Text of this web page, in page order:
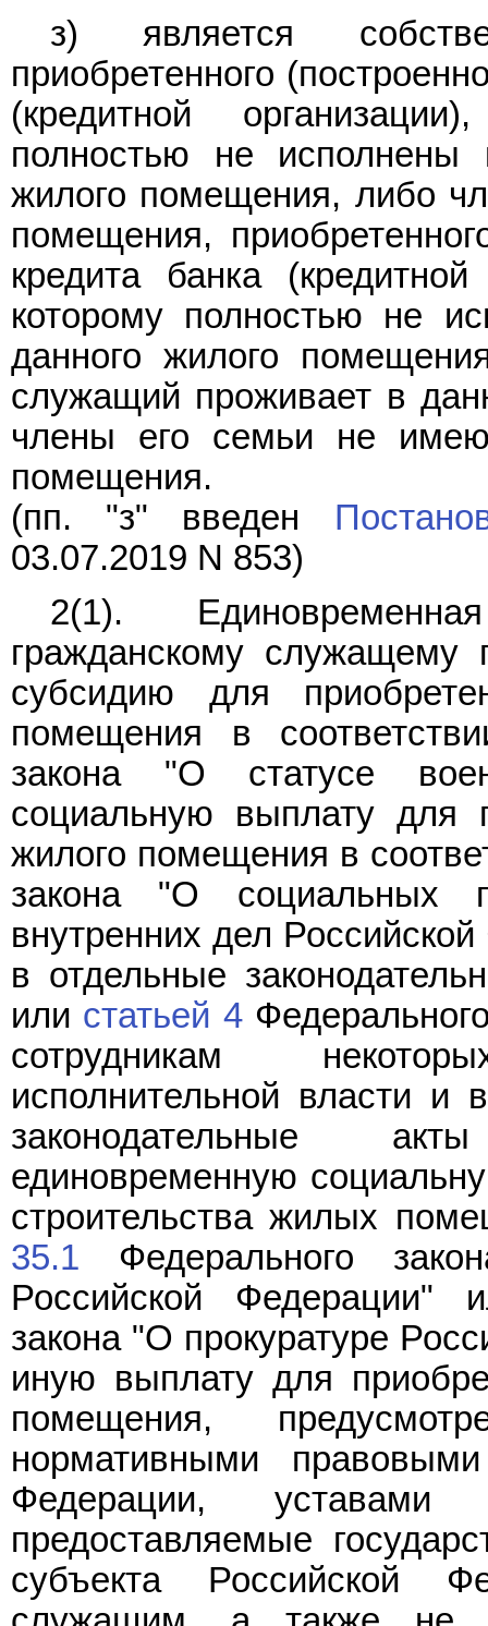
з) является
приобретенного
(кредитной
полностью не исполнены
жилого помещения, либо
помещения,
кредита банка
которому полностью не
данного жилого
служащий проживает в
члены его семьи не
помещения.
(пп. "з" введен
03.07.2019 N 853)
2(1).
гражданскому
субсидию для
помещения в
закона "О статусе
социальную выплату для
жилого помещения в
закона "О социальных
внутренних дел
в отдельные
или статьей 4
сотрудникам
исполнительной власти и
законодательные
единовременную
строительства жилых
35.1 Федерального
Российской Федерации"
закона "О прокуратуре
иную выплату для
помещения,
нормативными
Федерации, уставами
предоставляемые
субъекта Российской